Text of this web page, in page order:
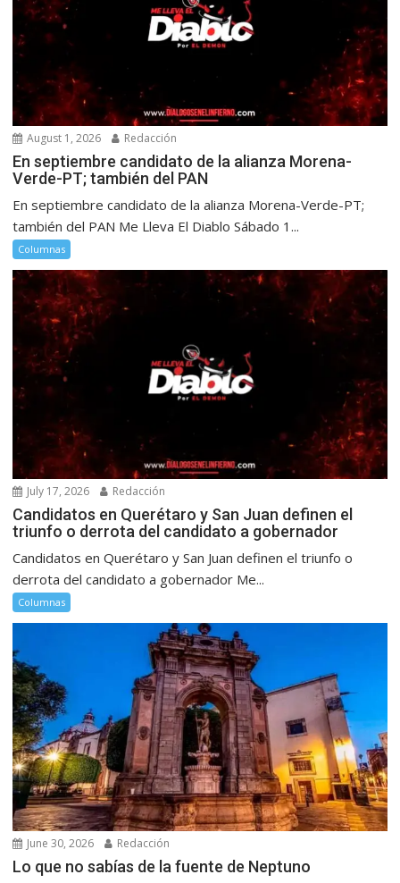
August 1, 2026 Redacción
En septiembre candidato de la alianza Morena-
Verde-PT; también del PAN
En septiembre candidato de la alianza Morena-Verde-PT;
también del PAN Me Lleva El Diablo Sábado 1...
Columnas
July 17, 2026 Redacción
Candidatos en Querétaro y San Juan definen el
triunfo o derrota del candidato a gobernador
Candidatos en Querétaro y San Juan definen el triunfo o
derrota del candidato a gobernador Me...
Columnas
June 30, 2026 Redacción
Lo que no sabías de la fuente de Neptuno